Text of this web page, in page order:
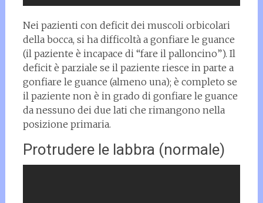
Nei pazienti con deficit dei muscoli orbicolari
della bocca, si ha difficoltà a gonfiare le guance
(il paziente è incapace di “fare il palloncino”). Il
deficit è parziale se il paziente riesce in parte a
gonfiare le guance (almeno una); è completo se
il paziente non è in grado di gonfiare le guance
da nessuno dei due lati che rimangono nella
posizione primaria.
Protrudere le labbra (normale)